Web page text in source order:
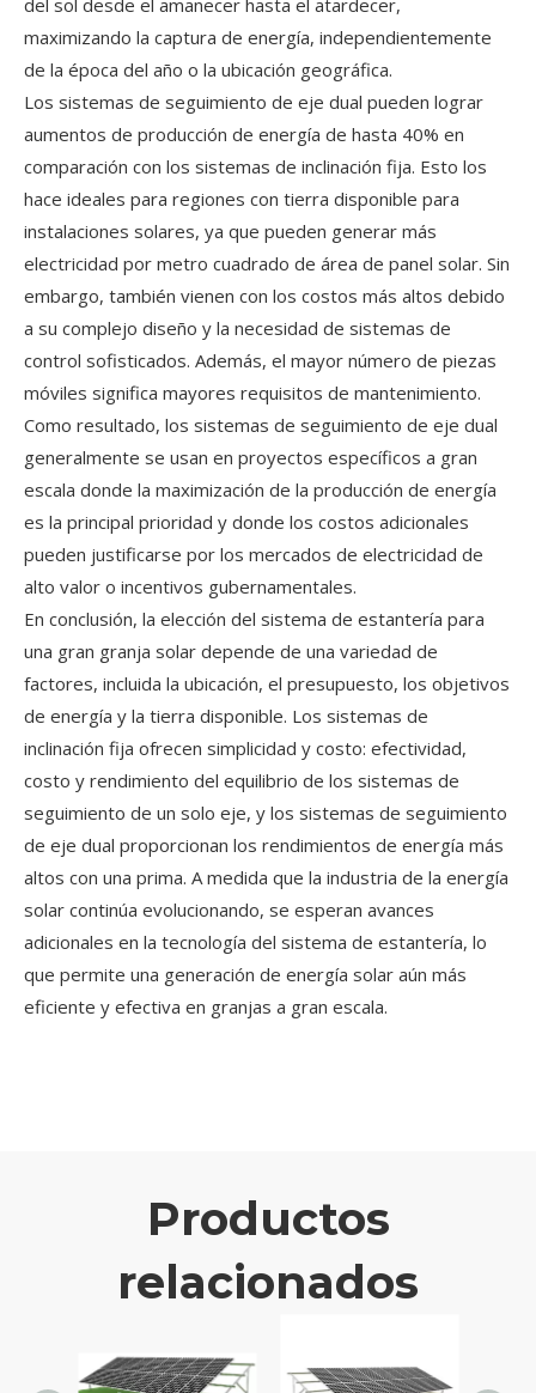
del sol desde el amanecer hasta el atardecer,
maximizando la captura de energía, independientemente
de la época del año o la ubicación geográfica.
Los sistemas de seguimiento de eje dual pueden lograr
aumentos de producción de energía de hasta 40% en
comparación con los sistemas de inclinación fija. Esto los
hace ideales para regiones con tierra disponible para
instalaciones solares, ya que pueden generar más
electricidad por metro cuadrado de área de panel solar. Sin
embargo, también vienen con los costos más altos debido
a su complejo diseño y la necesidad de sistemas de
control sofisticados. Además, el mayor número de piezas
móviles significa mayores requisitos de mantenimiento.
Como resultado, los sistemas de seguimiento de eje dual
generalmente se usan en proyectos específicos a gran
escala donde la maximización de la producción de energía
es la principal prioridad y donde los costos adicionales
pueden justificarse por los mercados de electricidad de
alto valor o incentivos gubernamentales.
En conclusión, la elección del sistema de estantería para
una gran granja solar depende de una variedad de
factores, incluida la ubicación, el presupuesto, los objetivos
de energía y la tierra disponible. Los sistemas de
inclinación fija ofrecen simplicidad y costo: efectividad,
costo y rendimiento del equilibrio de los sistemas de
seguimiento de un solo eje, y los sistemas de seguimiento
de eje dual proporcionan los rendimientos de energía más
altos con una prima. A medida que la industria de la energía
solar continúa evolucionando, se esperan avances
adicionales en la tecnología del sistema de estantería, lo
que permite una generación de energía solar aún más
eficiente y efectiva en granjas a gran escala.
Productos
relacionados